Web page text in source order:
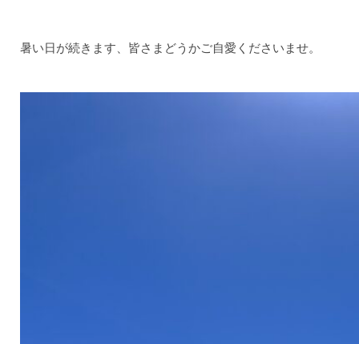
暑い日が続きます、皆さまどうかご自愛くださいませ。